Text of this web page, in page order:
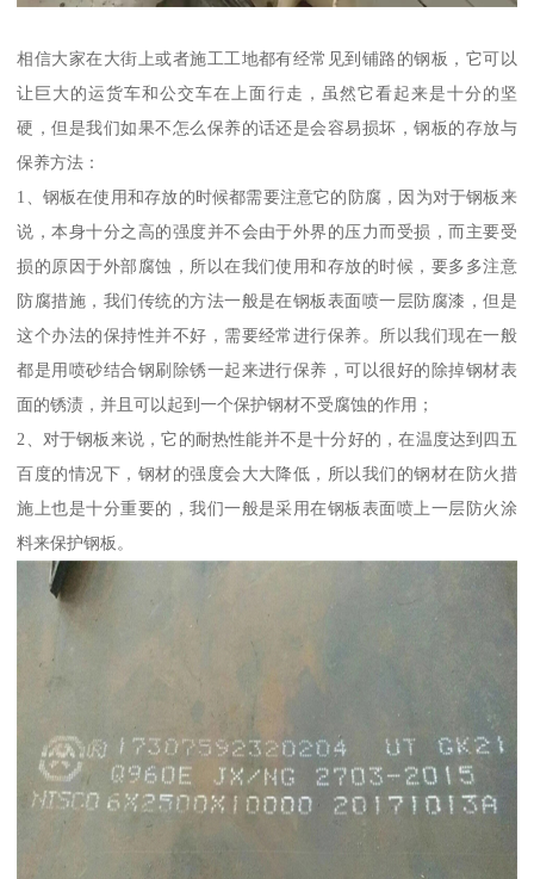
相信大家在大街上或者施工工地都有经常见到铺路的钢板，它可以
让巨大的运货车和公交车在上面行走，虽然它看起来是十分的坚
硬，但是我们如果不怎么保养的话还是会容易损坏，钢板的存放与
保养方法：
1、钢板在使用和存放的时候都需要注意它的防腐，因为对于钢板来
说，本身十分之高的强度并不会由于外界的压力而受损，而主要受
损的原因于外部腐蚀，所以在我们使用和存放的时候，要多多注意
防腐措施，我们传统的方法一般是在钢板表面喷一层防腐漆，但是
这个办法的保持性并不好，需要经常进行保养。所以我们现在一般
都是用喷砂结合钢刷除锈一起来进行保养，可以很好的除掉钢材表
面的锈渍，并且可以起到一个保护钢材不受腐蚀的作用；
2、对于钢板来说，它的耐热性能并不是十分好的，在温度达到四五
百度的情况下，钢材的强度会大大降低，所以我们的钢材在防火措
施上也是十分重要的，我们一般是采用在钢板表面喷上一层防火涂
料来保护钢板。